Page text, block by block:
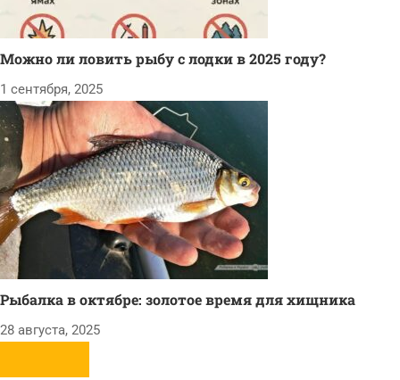
Можно ли ловить рыбу с лодки в 2025 году?
1 сентября, 2025
Рыбалка в октябре: золотое время для хищника
28 августа, 2025